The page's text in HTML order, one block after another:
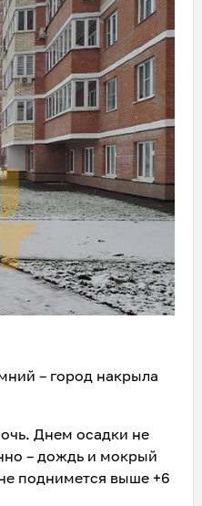
– город накрыла
Днем осадки не
– дождь и мокрый
поднимется выше +6